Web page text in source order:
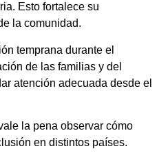
Esto fortalece su
la comunidad.
temprana durante el
de las familias y del
atención adecuada desde el
la pena observar cómo
en distintos países.